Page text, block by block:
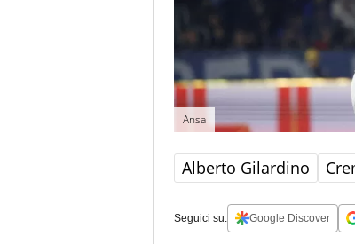
Ansa
Alberto Gilardino
Seguici su: Google Discover